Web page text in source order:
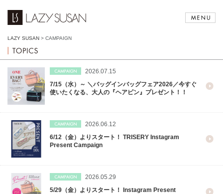
LAZY SUSAN > CAMPAIGN
2026.07.15
7/15（水）～ ＼バッグインバッグフェア2026／今すぐ
使いたくなる、大人の『ヘアピン』プレゼント！！
2026.06.12
6/12（金）よりスタート！ TRISERY Instagram
Present Campaign
2026.05.29
5/29（金）よりスタート！ Instagram Present